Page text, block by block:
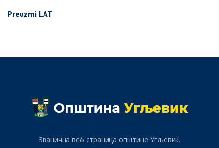
Preuzmi LAT
Званична веб страница општине Угљевик.